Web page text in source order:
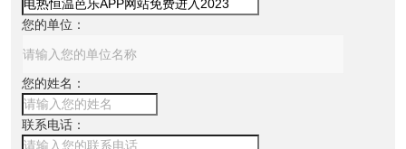
您的单位：
您的姓名：
联系电话：